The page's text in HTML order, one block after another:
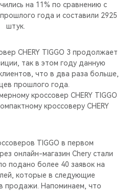
на 11% по сравнению с
года и составили 2925
штук.
CHERY TIGGO 3 продолжает
так в этом году данную
что в два раза больше,
прошлого года.
кроссовер CHERY TIGGO
кроссоверу CHERY
TIGGO в первом
онлайн-магазин Chery стали
подано более 40 заявок на
которые в следующие
продажи. Напоминаем, что